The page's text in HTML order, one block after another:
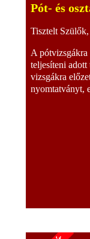
Pót- és
Tisztelt
A
teljesíteni
vizsgákra
nyomtatványt,